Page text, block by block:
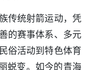
传统射箭运动，凭
的赛事体系、多元
俗活动到特色体育
蜕变。如今的青海